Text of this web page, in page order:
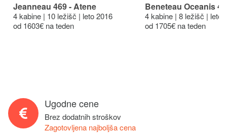
Jeanneau 469 - Atene
4 kabine | 10 ležišč | leto 2016
od 1603€ na teden
Beneteau Oceanis
4 kabine | 8 ležišč | leto
od 1705€ na teden
Ugodne cene
Brez dodatnih stroškov
Zagotovljena najboljša cena